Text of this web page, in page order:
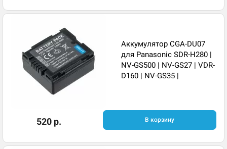
Аккумулятор CGA-DU07
для Panasonic SDR-H280 |
NV-GS500 | NV-GS27 | VDR-
D160 | NV-GS35 |
520 р. В корзину